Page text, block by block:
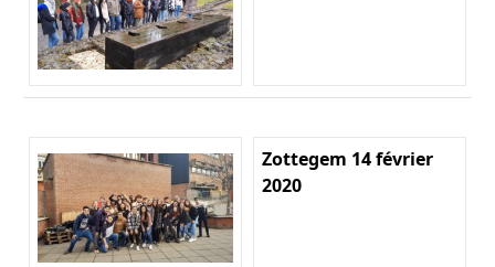
Zottegem 14 février
2020